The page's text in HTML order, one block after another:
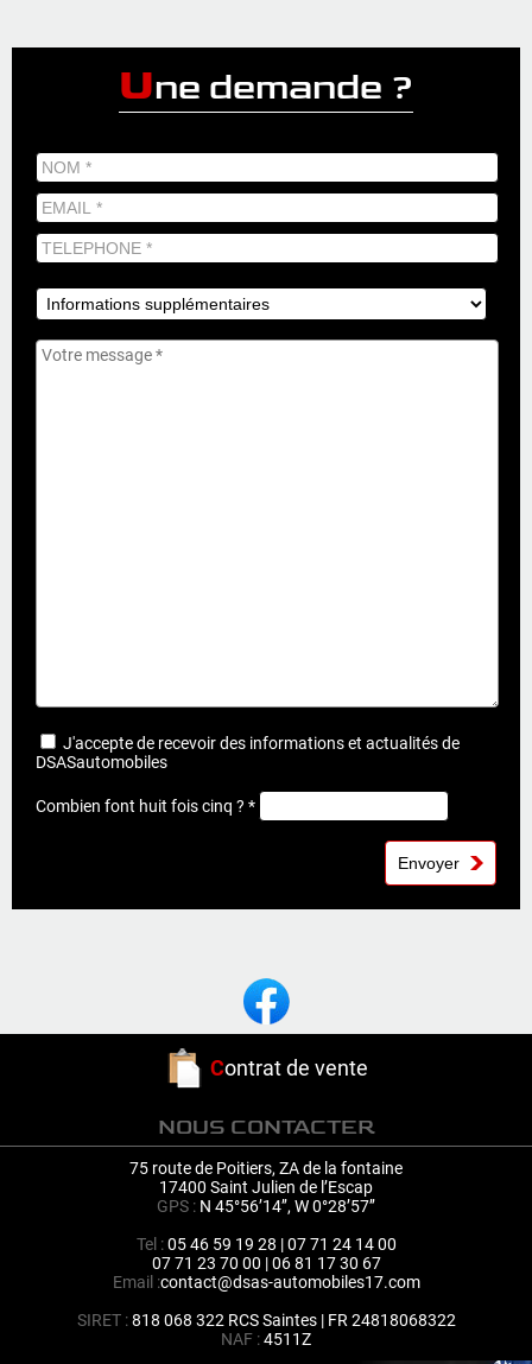
Une demande ?
J'accepte de recevoir des informations et actualités de
DSASautomobiles
Combien font huit fois cinq ? *
Contrat de vente
NOUS CONTACTER
75 route de Poitiers, ZA de la fontaine
17400 Saint Julien de l’Escap
GPS : N 45°56’14’’, W 0°28’57’’
Tel :05 46 59 19 28 | 07 71 24 14 00
07 71 23 70 00 | 06 81 17 30 67
Email :contact@dsas-automobiles17.com
SIRET :818 068 322 RCS Saintes | FR 24818068322
NAF :4511Z